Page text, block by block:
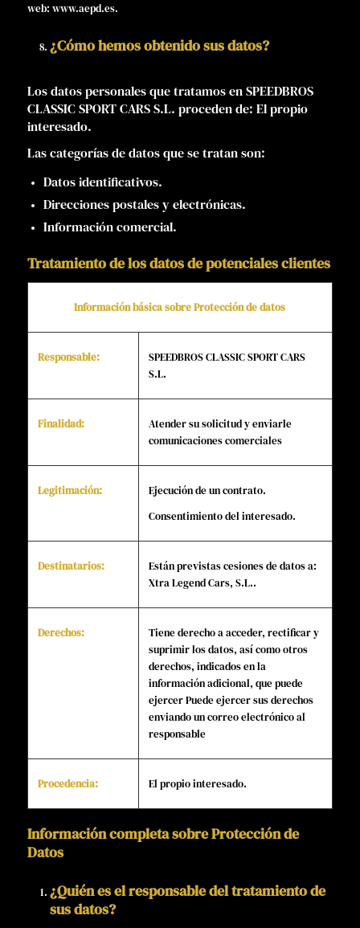
web: www.aepd.es.
¿Cómo hemos obtenido sus datos?
Los datos personales que tratamos en SPEEDBROS
CLASSIC SPORT CARS S.L. proceden de: El propio
interesado.
Las categorías de datos que se tratan son:
Datos identificativos.
Direcciones postales y electrónicas.
Información comercial.
Tratamiento de los datos de potenciales clientes
Información básica sobre Protección de datos
Responsable:
SPEEDBROS CLASSIC SPORT CARS
S.L.
Finalidad:
Atender su solicitud y enviarle
comunicaciones comerciales
Legitimación:
Ejecución de un contrato.
Consentimiento del interesado.
Destinatarios:
Están previstas cesiones de datos a:
Xtra Legend Cars, S.L..
Derechos:
Tiene derecho a acceder, rectificar y
suprimir los datos, así como otros
derechos, indicados en la
información adicional, que puede
ejercer Puede ejercer sus derechos
enviando un correo electrónico al
responsable
Procedencia: El propio interesado.
Información completa sobre Protección de
Datos
¿Quién es el responsable del tratamiento de
sus datos?